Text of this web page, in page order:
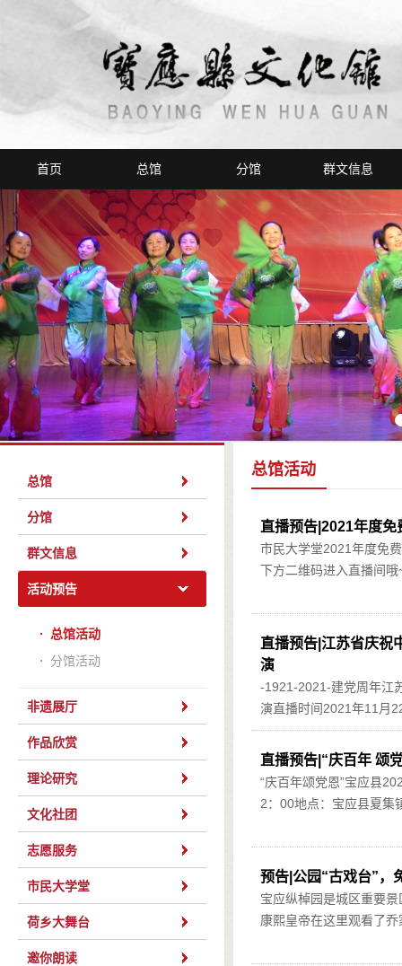
首页 总馆
总馆介绍
荣誉榜
场馆概况
分馆 群文信息
新闻发布
活动回眸
总馆
分馆
群文信息
活动预告
· 总馆活动
· 分馆活动
非遗展厅
作品欣赏
理论研究
文化社团
志愿服务
市民大学堂
荷乡大舞台
邀你朗读
总馆活动
直播预告|2021年度
市民大学堂2021年度免
下方二维码进入直播间哦
直播预告|江苏省庆祝
演
-1921-2021-建党周年江
演直播时间2021年11月
直播预告|“庆百年 颂
“庆百年颂党恩”宝应县
2：00地点：宝应县夏
预告|公园“古戏台”，
宝应纵棹园是城区重要
康熙皇帝在这里观看了